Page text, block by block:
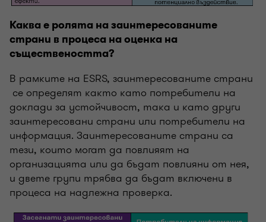
Каква е ролята на заинтересованите
страни в процеса на оценка на
съществеността?
В рамките на ESRS, заинтересованите страни
се определят както като потребители на
доклади за устойчивост, така и като други
заинтересовани страни или потребители на
информация. Заинтересованите страни са
тези, които могат да повлияят на
организацията или да бъдат повлияни от нея,
и двете групи трябва да бъдат включени в
процеса на надлежна проверка.